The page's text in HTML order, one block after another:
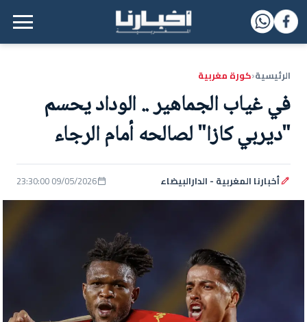
القائمة الرئيسية
الرئيسية‹كورة مغربية
في غياب الجماهير .. الوداد يحسم
"ديربي كازا" لصالحه أمام الرجاء
أخبارنا المغربية - الدارالبيضاء 09/05/2026 23:30:00